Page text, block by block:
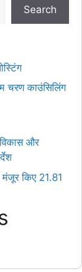
Search
चरण काउंसिलिंग
और
मंजूर किए 21.81